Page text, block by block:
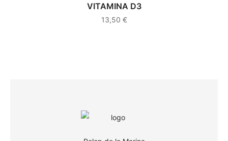
VITAMINA D3
13,50 €